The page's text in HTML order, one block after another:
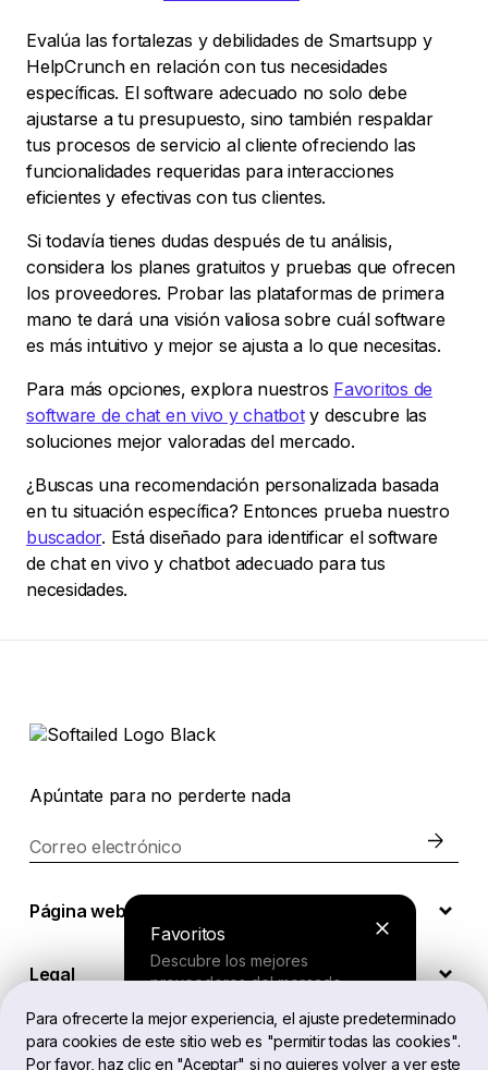
Para ofrecerte la mejor experiencia, el ajuste predeterminado
para cookies de este sitio web es "permitir todas las cookies".
Por favor, haz clic en "Aceptar" si no quieres volver a ver este
Evalúa las fortalezas y debilidades de Smartsupp y
HelpCrunch en relación con tus necesidades
específicas. El software adecuado no solo debe
ajustarse a tu presupuesto, sino también respaldar
tus procesos de servicio al cliente ofreciendo las
funcionalidades requeridas para interacciones
eficientes y efectivas con tus clientes.
Si todavía tienes dudas después de tu análisis,
considera los planes gratuitos y pruebas que ofrecen
los proveedores. Probar las plataformas de primera
mano te dará una visión valiosa sobre cuál software
es más intuitivo y mejor se ajusta a lo que necesitas.
Para más opciones, explora nuestros Favoritos de
software de chat en vivo y chatboty descubre las
soluciones mejor valoradas del mercado.
¿Buscas una recomendación personalizada basada
en tu situación específica? Entonces prueba nuestro
buscador. Está diseñado para identificar el software
de chat en vivo y chatbot adecuado para tus
necesidades.
Favoritos
Descubre los mejores
proveedores del mercado.
Buscador
Apúntate para no perderte nada
Correo electrónico
Página web
Legal
ES